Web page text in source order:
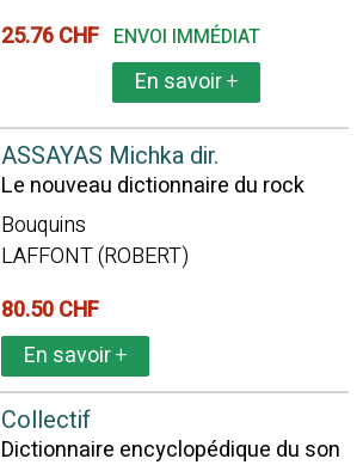
25.76 CHF ENVOI IMMÉDIAT
En savoir+
ASSAYAS Michka dir.
Le nouveau dictionnaire du rock
Bouquins
LAFFONT (ROBERT)
80.50 CHF
En savoir+
Collectif
Dictionnaire encyclopédique du son